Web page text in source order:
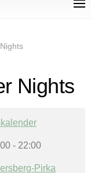
Nights
- 22:00
Pirka